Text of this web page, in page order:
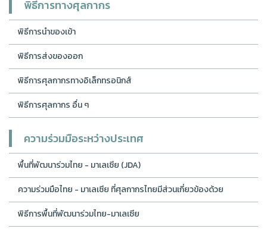
พิธีการทางศุลกากร
พิธีการนำของเข้า
พิธีการส่งของออก
พิธีการศุลกากรทางอิเล็กทรอนิกส์
พิธีการศุลกากร อื่น ๆ
ความร่วมมือระหว่างประเทศ
พื้นที่พัฒนาร่วมไทย - มาเลเซีย (JDA)
ความร่วมมือไทย - มาเลเซีย ที่ศุลกากรไทยมีส่วนเกี่ยวข้องด้วย
พิธีการพื้นที่พัฒนาร่วมไทย-มาเลเซีย